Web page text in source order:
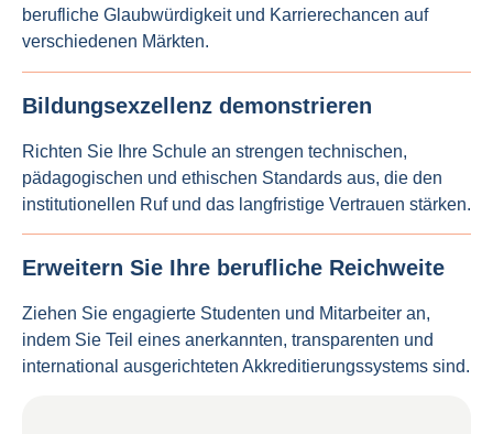
berufliche Glaubwürdigkeit und Karrierechancen auf
verschiedenen Märkten.
Bildungsexzellenz demonstrieren
Richten Sie Ihre Schule an strengen technischen,
pädagogischen und ethischen Standards aus, die den
institutionellen Ruf und das langfristige Vertrauen stärken.
Erweitern Sie Ihre berufliche Reichweite
Ziehen Sie engagierte Studenten und Mitarbeiter an,
indem Sie Teil eines anerkannten, transparenten und
international ausgerichteten Akkreditierungssystems sind.